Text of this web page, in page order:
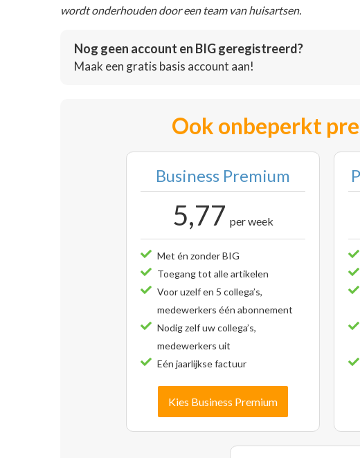
wordt onderhouden door een team van huisartsen.
Nog geen account en BIG geregistreerd?
Maak een gratis basis account aan!
Ook onbeperkt
Business Premium
5,77 per week
Met én zonder BIG
Toegang tot alle artikelen
Voor uzelf en 5 collega’s,
medewerkers één abonnement
Nodig zelf uw collega’s,
medewerkers uit
Eén jaarlijkse factuur
Kies Business Premium